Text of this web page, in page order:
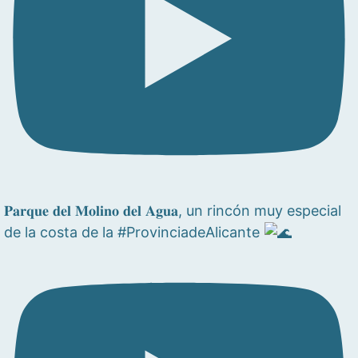
𝐏𝐚𝐫𝐪𝐮𝐞 𝐝𝐞𝐥 𝐌𝐨𝐥𝐢𝐧𝐨 𝐝𝐞𝐥 𝐀𝐠𝐮𝐚, un rincón muy especial
de la costa de la #ProvinciadeAlicante